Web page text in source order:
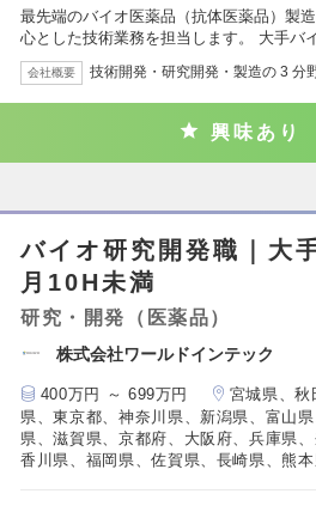
最先端のバイオ医薬品（抗体医薬品）製
心とした技術業務を担当します。 大手バ
会社概要 技術開発・研究開発・製造の 3 分
興味あり
バイオ研究開発職｜大
月10H未満
研究・開発（医薬品）
株式会社ワールドインテック
400万円 ～ 699万円
宮城県、秋
県、東京都、神奈川県、新潟県、富山
県、滋賀県、京都府、大阪府、兵庫県
香川県、福岡県、佐賀県、長崎県、熊